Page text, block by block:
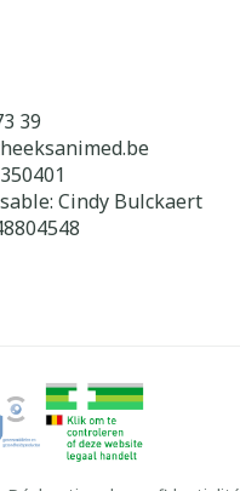
39
350401
Cindy Bulckaert